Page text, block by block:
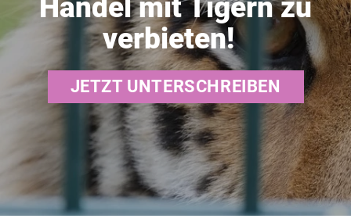
Handel mit Tigern zu
verbieten!
JETZT UNTERSCHREIBEN